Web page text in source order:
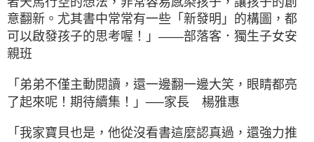
意翻新。尤其書中常常有一些「新發明」的構圖，都
可以啟發孩子的思考喔！」——部落客．獨生子女安
親班
「弟弟不僅主動閱讀，還一邊翻一邊大笑，眼睛都亮
了起來呢！期待續集！」──家長 楊雅惠
「我家寶貝也是，他從沒看書這麼認真過，還強力推